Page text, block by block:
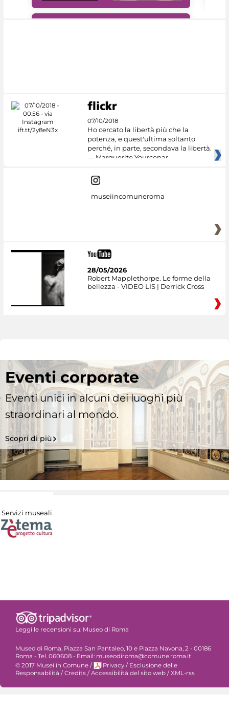
07/10/2018
Ho cercato la libertà più che la
potenza, e quest'ultima soltanto
perché, in parte, secondava la libertà.
— Marguerite Yourcenar
museiincomuneroma
28/05/2026
Robert Mapplethorpe. Le forme della
bellezza - VIDEO LIS | Derrick Cross
Eventi corporate
Eventi unici in alcuni dei luoghi più
straordinari al mondo.
Scopri di più
Servizi museali
Leggi le recensioni su: Museo di Roma
Museo di Roma, Piazza San Pantaleo, 10 e Piazza Navona, 2 - 00186
Roma - Tel. 060608 - Email: museodiroma@comune.roma.it
© 2017 Musei in Comune / Privacy / Esclusione delle
Responsabilità / Credits / Accessibilità del sito web / XML-rss